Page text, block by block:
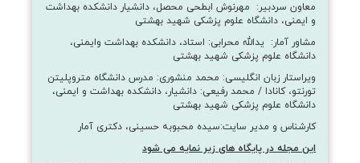
معاون سردبیر: مهرنوش ابطحی محصل، دانشیار دانشکده بهداشت
و ایمنی، دانشگاه علوم پزشکی شهید بهشتی
مشاور آمار: یدالله محرابی: استاد، دانشکده بهداشت وایمنی،
دانشگاه علوم پزشکی شهید بهشتی
ویراستار زبان انگلیسی: محمد منشوری: مدرس دانشگاه متروپلیتن
تورنتو، کانادا / محمد رفیعی: دانشیار، دانشکده بهداشت و ایمنی،
دانشگاه علوم پزشکی شهید بهشتی
کارشناس و مدیر سایت:سیده محبوبه حسینی، دکتری آمار
این مجله در پایگاه های زیر نمایه می شود